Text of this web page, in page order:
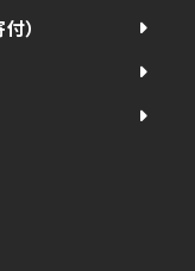
）